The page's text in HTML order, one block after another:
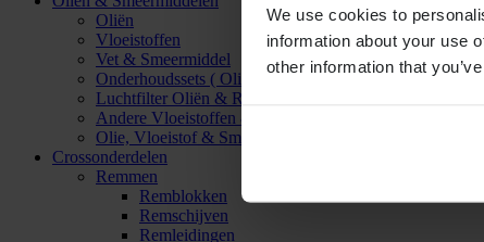
We use cookies to
information about your use
other information that
Oliën
Vloeistoffen
Vet & Smeermiddel
Onderhoudssets ( Olie & Filter)
Luchtfilter Oliën & Reinigers
Andere Vloeistoffen & Smeermiddelen
Olie, Vloeistof & Smeermiddel Accessoires
Crossonderdelen
Remmen
Remblokken
Remschijven
Remleidingen